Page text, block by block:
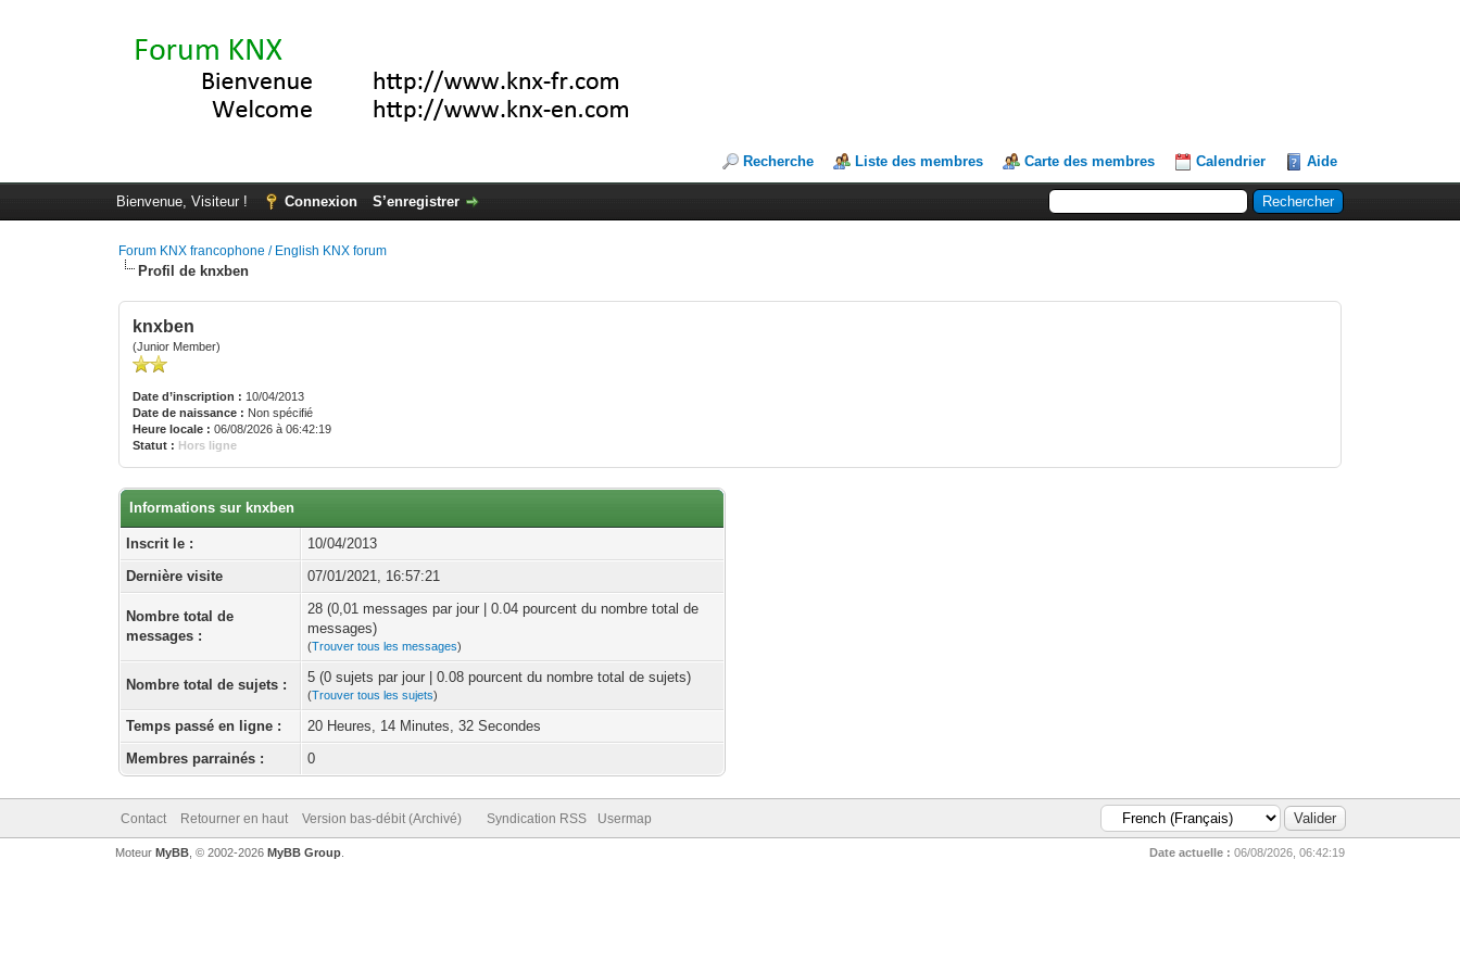
Recherche Liste des membres Carte des membres Calendrier Aide
Bienvenue, Visiteur ! Connexion S’enregistrer
Forum KNX francophone / English KNX forum
Profil de knxben
knxben
(Junior Member)
Date d’inscription : 10/04/2013
Date de naissance : Non spécifié
Heure locale : 06/08/2026 à 06:42:19
Statut : Hors ligne
Informations sur knxben
Inscrit le :
10/04/2013
Dernière visite
07/01/2021, 16:57:21
Nombre total de
messages :
28 (0,01 messages par jour | 0.04 pourcent du nombre total de
messages)
(Trouver tous les messages)
Nombre total de sujets : 5 (0 sujets par jour | 0.08 pourcent du nombre total de sujets)
(Trouver tous les sujets)
Temps passé en ligne :
20 Heures, 14 Minutes, 32 Secondes
Membres parrainés :
0
Contact Retourner en haut Version bas-débit (Archivé) Syndication RSS Usermap
Date actuelle : 06/08/2026, 06:42:19
Moteur MyBB, © 2002-2026 MyBB Group.